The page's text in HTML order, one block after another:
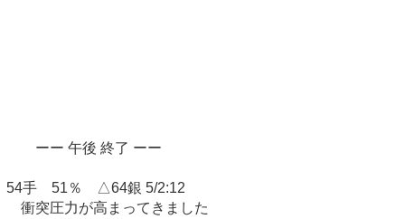
ーー 午後 終了 ーー
54手 51％ △64銀 5/2:12
衝突圧力が高まってきました